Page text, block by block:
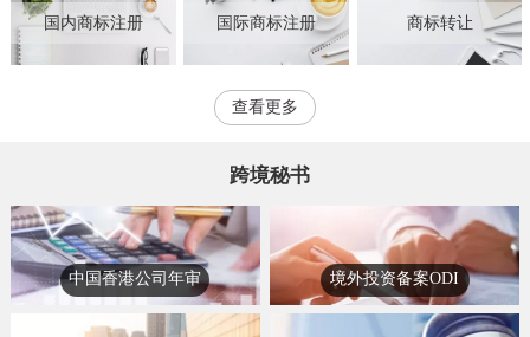
国内商标注册 国际商标注册 商标转让
查看更多
跨境秘书
中国香港公司年审 境外投资备案ODI